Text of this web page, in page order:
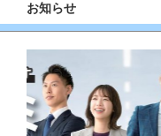
お知らせ